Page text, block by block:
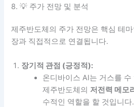
8. 💡 주가 전망 및 분석
제주반도체의 주가 전망은 핵심 테마
장과 직접적으로 연결됩니다.
장기적 관점 (긍정적):
온디바이스 AI는 거스를
제주반도체의 저전력 메모
수적인 역할을 할 것입니다.